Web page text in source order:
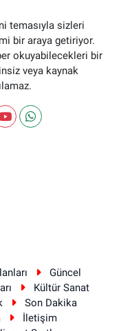
temasıyla sizleri
bir araya getiriyor.
okuyabilecekleri bir
veya kaynak
Güncel
Kültür Sanat
Son Dakika
İletişim